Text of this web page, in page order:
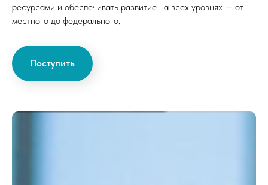
ресурсами и обеспечивать развитие на всех уровнях — от
местного до федерального.
Поступить